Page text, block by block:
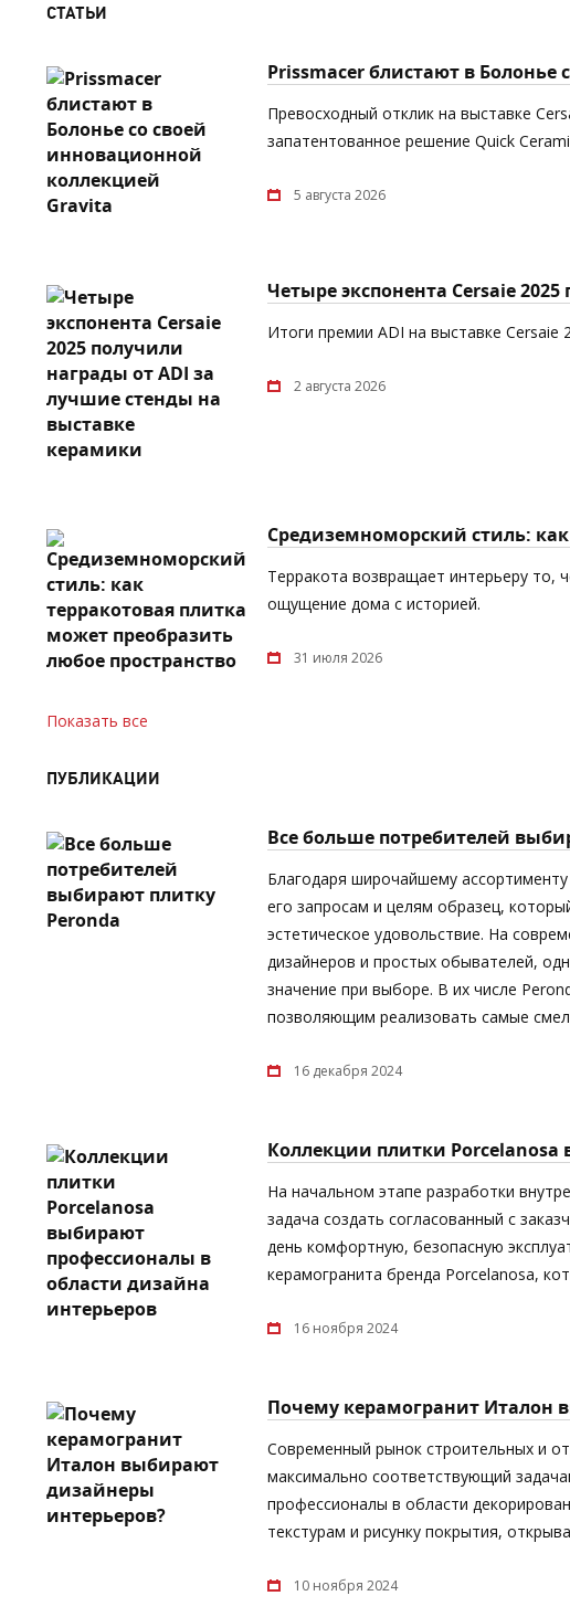
СТАТЬИ
Prissmacer блистают в
Превосходный отклик на выставке
запатентованное решение Quick
5 августа 2026
Четыре экспонента Cersaie
Итоги премии ADI на выставке Cersaie
2 августа 2026
Средиземноморский стиль:
Терракота возвращает интерьеру то,
ощущение дома с историей.
31 июля 2026
Показать все
ПУБЛИКАЦИИ
Все больше потребителей
Благодаря широчайшему
его запросам и целям образец,
эстетическое удовольствие. На
дизайнеров и простых обывателей,
значение при выборе. В их числе
позволяющим реализовать самые
16 декабря 2024
Коллекции плитки
На начальном этапе разработки
задача создать согласованный с
день комфортную, безопасную
керамогранита бренда Porcelanosa,
16 ноября 2024
Почему керамогранит Италон
Современный рынок строительных и
максимально соответствующий
профессионалы в области
текстурам и рисунку покрытия,
10 ноября 2024